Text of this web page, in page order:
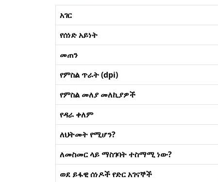
አገር
የሰነድ አይነት
መጠን
የምስል ጥራት (dpi)
የምስል መለያ መለኪያዎች
የዳራ ቀለም
ለህትመት የሚሆን?
ለመስመር ላይ ማስገባት ተስማሚ ነው?
ወደ ይፋዊ ሰነዶች የድር አገናኞች